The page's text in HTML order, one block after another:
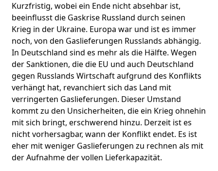
Kurzfristig, wobei ein Ende nicht absehbar ist,
beeinflusst die Gaskrise Russland durch seinen
Krieg in der Ukraine. Europa war und ist es immer
noch, von den Gaslieferungen Russlands abhängig.
In Deutschland sind es mehr als die Hälfte. Wegen
der Sanktionen, die die EU und auch Deutschland
gegen Russlands Wirtschaft aufgrund des Konflikts
verhängt hat, revanchiert sich das Land mit
verringerten Gaslieferungen. Dieser Umstand
kommt zu den Unsicherheiten, die ein Krieg ohnehin
mit sich bringt, erschwerend hinzu. Derzeit ist es
nicht vorhersagbar, wann der Konflikt endet. Es ist
eher mit weniger Gaslieferungen zu rechnen als mit
der Aufnahme der vollen Lieferkapazität.